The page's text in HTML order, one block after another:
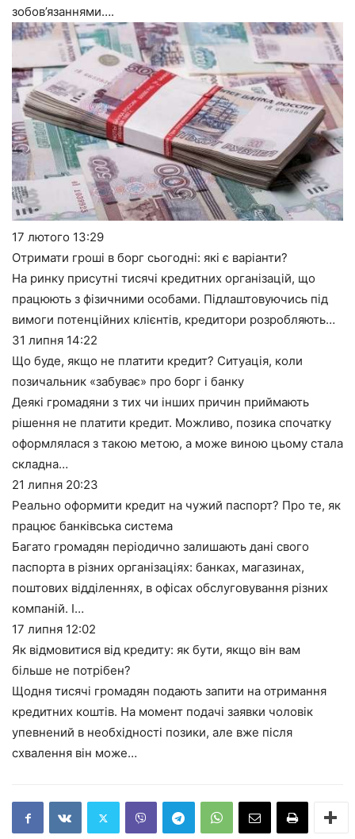
зобов’язаннями….
17 лютого 13:29
Отримати гроші в борг сьогодні: які є варіанти?
На ринку присутні тисячі кредитних організацій, що
працюють з фізичними особами. Підлаштовуючись під
вимоги потенційних клієнтів, кредитори розробляють…
31 липня 14:22
Що буде, якщо не платити кредит? Ситуація, коли
позичальник «забуває» про борг і банку
Деякі громадяни з тих чи інших причин приймають
рішення не платити кредит. Можливо, позика спочатку
оформлялася з такою метою, а може виною цьому стала
складна…
21 липня 20:23
Реально оформити кредит на чужий паспорт? Про те, як
працює банківська система
Багато громадян періодично залишають дані свого
паспорта в різних організаціях: банках, магазинах,
поштових відділеннях, в офісах обслуговування різних
компаній. І…
17 липня 12:02
Як відмовитися від кредиту: як бути, якщо він вам
більше не потрібен?
Щодня тисячі громадян подають запити на отримання
кредитних коштів. На момент подачі заявки чоловік
упевнений в необхідності позики, але вже після
схвалення він може…